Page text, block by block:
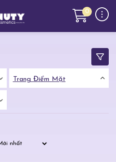
0
Trang Điểm Mặt